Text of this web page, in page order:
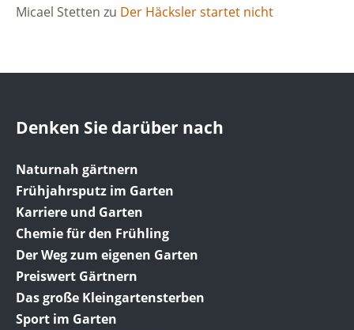
Micael Stetten zu Der Häcksler startet nicht
Denken Sie darüber nach
Naturnah gärtnern
Frühjahrsputz im Garten
Karriere und Garten
Chemie für den Frühling
Der Weg zum eigenen Garten
Preiswert Gärtnern
Das große Kleingartensterben
Sport im Garten